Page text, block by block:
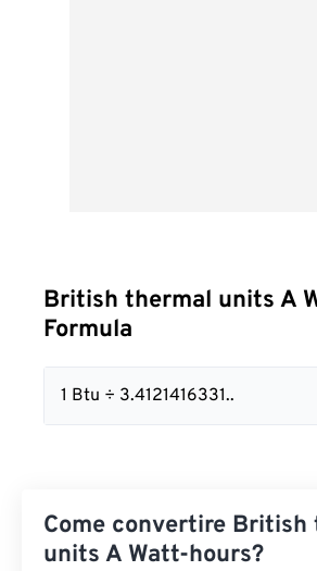
British thermal units A
Formula
1 Btu ÷ 3.4121416331..
Come convertire British
units A Watt-hours?